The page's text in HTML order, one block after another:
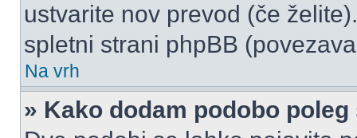
ustvarite nov prevod (če
spletni strani phpBB
Na vrh
» Kako dodam podobo